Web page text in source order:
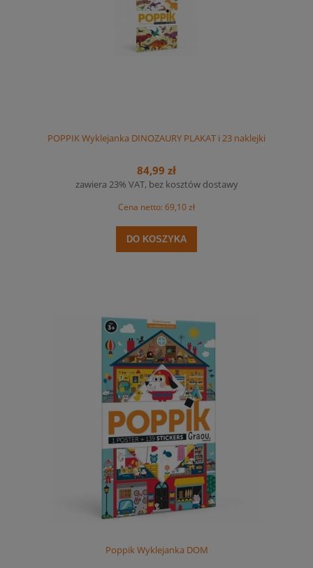
POPPIK Wyklejanka DINOZAURY PLAKAT i 23 naklejki
84,99 zł
zawiera 23% VAT, bez kosztów dostawy
Cena netto: 69,10 zł
DO KOSZYKA
Poppik Wyklejanka DOM